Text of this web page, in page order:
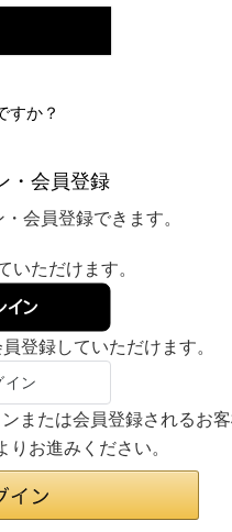
すか？
・会員登録
会員登録できます。
ただけます。
ン
登録していただけます。
または会員登録されるお
お進みください。